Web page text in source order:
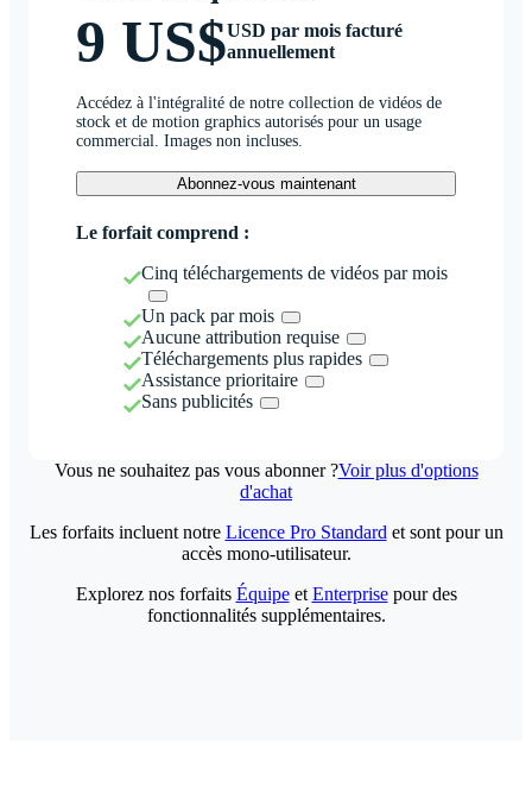
9 US$USD par mois facturé
annuellement
Accédez à l'intégralité de notre collection de vidéos de
stock et de motion graphics autorisés pour un usage
commercial. Images non incluses.
Abonnez-vous maintenant
Le forfait comprend :
Cinq téléchargements de vidéos par mois
Un pack par mois
Aucune attribution requise
Téléchargements plus rapides
Assistance prioritaire
Sans publicités
Vous ne souhaitez pas vous abonner ?Voir plus d'options
d'achat
Les forfaits incluent notre Licence Pro Standard et sont pour un
accès mono-utilisateur.
Explorez nos forfaits Équipeet Enterprisepour des
fonctionnalités supplémentaires.